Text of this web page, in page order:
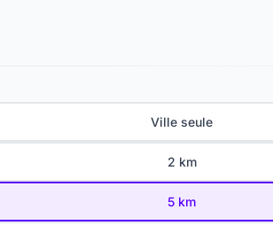
Ville seule
2 km
5 km